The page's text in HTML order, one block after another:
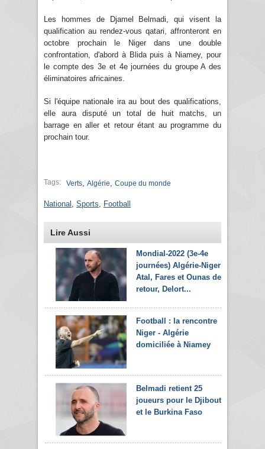
Les hommes de Djamel Belmadi, qui visent la
qualification au rendez-vous qatari, affronteront en
octobre prochain le Niger dans une double
confrontation, d'abord à Blida puis à Niamey, pour
le compte des 3e et 4e journées du groupe A des
éliminatoires africaines.
Si l'équipe nationale ira au bout des qualifications,
elle aura disputé un total de huit matchs, un
barrage en aller et retour étant au programme du
prochain tour.
Tags: Verts Algérie Coupe du monde
National Sports Football
Lire Aussi
Mondial-2022 (3e-4e
journées) Algérie-Niger:
Atal, Fares et Ounas de
retour, Delort...
Football : la rencontre
Niger - Algérie
domiciliée à Niamey
Belmadi retient 25
joueurs pour le Djibouti
et le Burkina Faso